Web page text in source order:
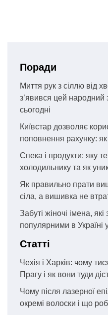
Поради
Миття рук з сіллю від
з’явився цей народний
сьогодні
Київстар дозволяє
поповнення рахунку:
Спека і продукти: яку
холодильнику та як
Як правильно прати
сіла, а вишивка не
Забуті жіночі імена,
популярними в Україні
Статті
Чехія і Харків: чому
Прагу і як вони туди
Чому після лазерної
окремі волоски і що